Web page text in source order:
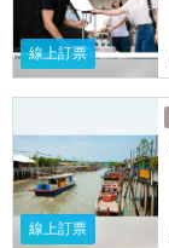
線上訂票
線上訂票